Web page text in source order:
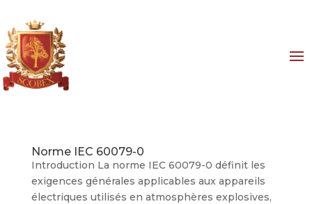
Norme IEC 60079-0
Introduction La norme IEC 60079-0 définit les
exigences générales applicables aux appareils
électriques utilisés en atmosphères explosives,